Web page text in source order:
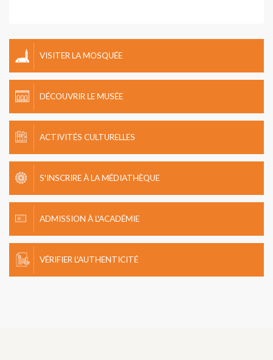
VISITER LA MOSQUÉE
DÉCOUVRIR LE MUSÉE
ACTIVITÉS CULTURELLES
S'INSCRIRE À LA MÉDIATHÈQUE
ADMISSION À L'ACADÉMIE
VÉRIFIER L'AUTHENTICITÉ